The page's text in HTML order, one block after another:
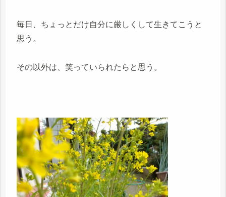
毎日、ちょっとだけ自分に厳しくして生きてこうと
思う。
その以外は、笑っていられたらと思う。